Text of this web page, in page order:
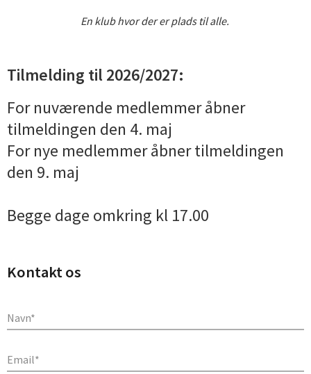
En klub hvor der er plads til alle.
Tilmelding til 2026/2027:
For nuværende medlemmer åbner
tilmeldingen den 4. maj
For nye medlemmer åbner tilmeldingen
den 9. maj
Begge dage omkring kl 17.00
Kontakt os